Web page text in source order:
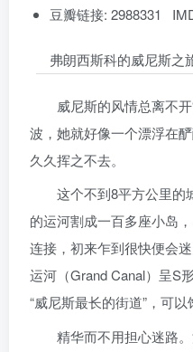
豆瓣链接: 2988331
弗朗西斯科的威尼斯之
威尼斯的风情总离不
波，她就好像一个漂浮在
久久挥之不去。
这个不到8平方公里的
的运河割成一百多座小岛
连接，初来乍到很快便会
运河（Grand Canal）呈S
“威尼斯最长的街道”，可
精华而不用担心迷路